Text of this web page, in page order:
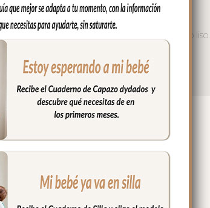
en el capazo o en la cuna.
elegir en piqué de algodón o en pelo corto liso.
y secado al natural.
RELACIONADOS